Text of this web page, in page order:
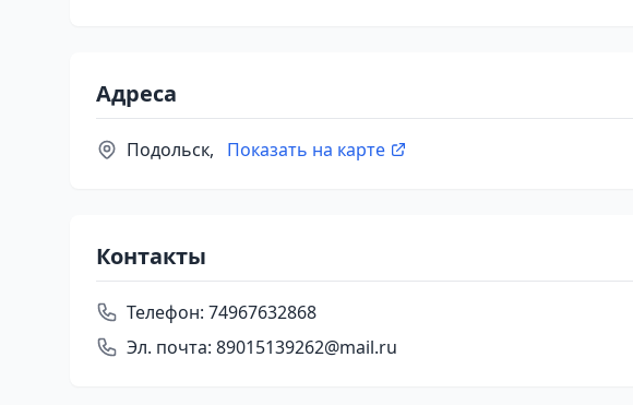
Адреса
Подольск, Показать на карте
Контакты
Телефон: 74967632868
Эл. почта: 89015139262@mail.ru